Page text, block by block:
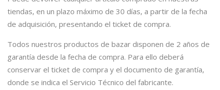
tiendas, en un plazo máximo de 30 días, a partir de la fecha
de adquisición, presentando el ticket de compra.
Todos nuestros productos de bazar disponen de 2 años de
garantía desde la fecha de compra. Para ello deberá
conservar el ticket de compra y el documento de garantía,
donde se indica el Servicio Técnico del fabricante.